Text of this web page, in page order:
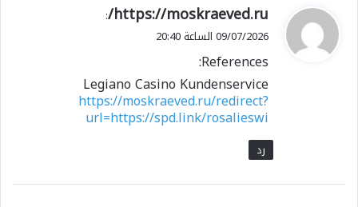
ي
ق
ل
https://moskraeved.ru/
:
09/07/2026 الساعة 20:40
References:
Legiano Casino Kundenservice
https://moskraeved.ru/redirect?
url=https://spd.link/rosalieswi
رد